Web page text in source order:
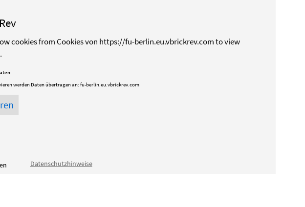
cookies from Cookies von https://fu-berlin.eu.vbrickrev.com to view
werden Daten übertragen an: fu-berlin.eu.vbrickrev.com
Datenschutzhinweise